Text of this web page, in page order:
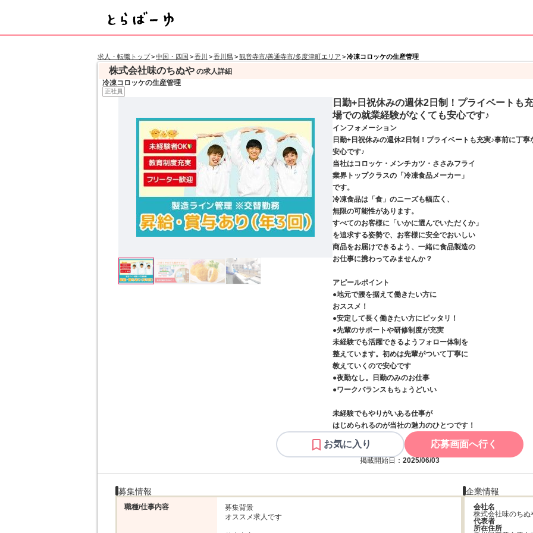
求人・転職トップ>中国・四国 >香川 >香川県>観音寺市/善通寺市/多度津町エリア >冷凍コロッケの生産管理
株式会社味のちぬや の求人詳細
冷凍コロッケの生産管理
正社員
日勤+日祝休みの週休2日制！プライベートも
場での就業経験がなくても安心です♪
インフォメーション
日勤+日祝休みの週休2日制！プライベートも充実♪事前に丁
安心です♪
当社はコロッケ・メンチカツ・ささみフライ
業界トップクラスの「冷凍食品メーカー」
です。
冷凍食品は「食」のニーズも幅広く、
無限の可能性があります。
すべてのお客様に「いかに選んでいただくか」
を追求する姿勢で、お客様に安全でおいしい
商品をお届けできるよう、一緒に食品製造の
お仕事に携わってみませんか？
アピールポイント
●地元で腰を据えて働きたい方に
おススメ！
●安定して長く働きたい方にピッタリ！
●先輩のサポートや研修制度が充実
未経験でも活躍できるようフォロー体制を
整えています。初めは先輩がついて丁寧に
教えていくので安心です
●夜勤なし。日勤のみのお仕事
●ワークバランスもちょうどいい
未経験でもやりがいある仕事が
はじめられるのが当社の魅力のひとつです！
お気に入り 応募画面へ行く
掲載開始日： 2025/06/03
募集情報
職種/仕事内容
募集背景
オススメ求人です
企業情報
会社名
株式会社味のちぬ
代表者
所在住所